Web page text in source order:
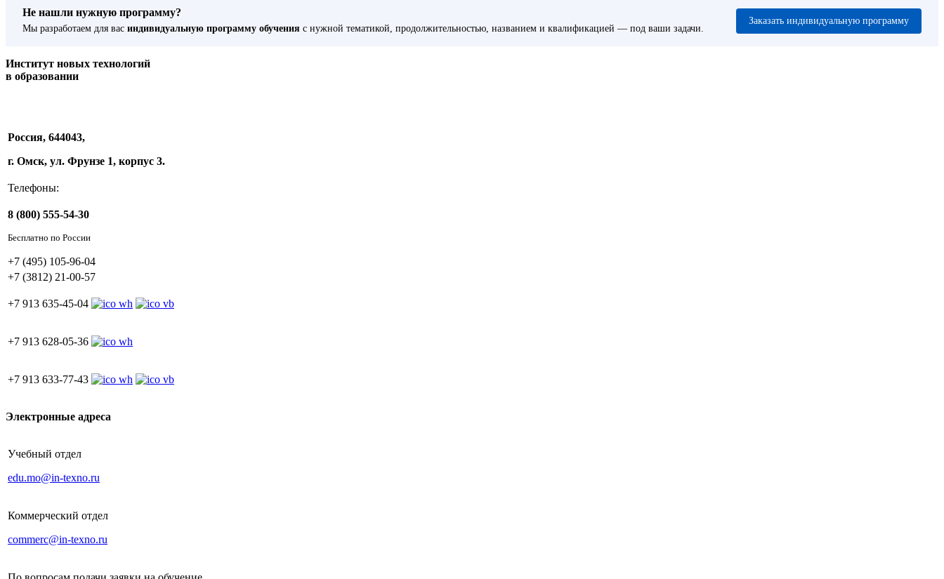
Не нашли нужную программу?
Мы разработаем для вас индивидуальную программу обучения с нужной тематикой, продолжительностью, названием и квалификацией — под ваши задачи.
Заказать индивидуальную программу
Институт новых технологий
в образовании
Россия, 644043,
г. Омск, ул. Фрунзе 1, корпус 3.
Телефоны:
8 (800) 555-54-30
Бесплатно по России
+7 (495) 105-96-04
+7 (3812) 21-00-57
+7 913 635-45-04
+7 913 628-05-36
+7 913 633-77-43
Электронные адреса
Учебный отдел
edu.mo@in-texno.ru
Коммерческий отдел
commerc@in-texno.ru